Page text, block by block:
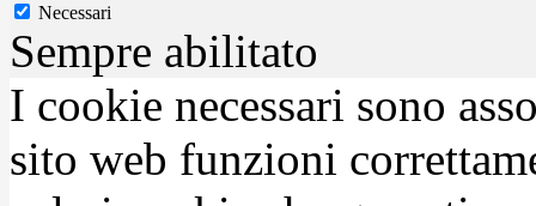
Necessari
Sempre abilitato
I cookie necessari sono
sito web funzioni